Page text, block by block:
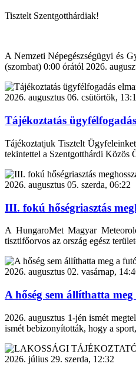
Tisztelt Szentgotthárdiak!
A Nemzeti Népegészségügyi és
(szombat) 0:00 órától 2026.
2026. augusztus 06. csütörtök,
Tájékoztatás
Tájékoztatjuk Tisztelt
tekintettel a Szentgotthárdi Közös
2026. augusztus 05. szerda, 06:22
III. fokú hőségriasztás
A HungaroMet Magyar
tisztifőorvos az ország egész
2026. augusztus 02. vasárnap,
A hőség sem állíthatta
2026. augusztus 1-jén ismét
ismét bebizonyították, hogy a
2026. július 29. szerda, 12:32